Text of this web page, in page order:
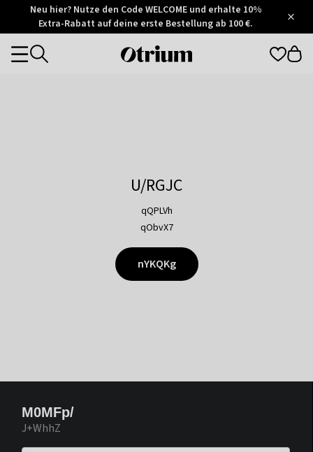
Otrium
Trustpilot
Neu hier? Nutze den Code WELCOME und erhalte 10%
Extra-Rabatt auf deine erste Bestellung ab 100 €.
Otrium
Categories
U/RGJC
qQPLVh
qObvX7
nYKQKg
M0MFp/
J+WhhZ